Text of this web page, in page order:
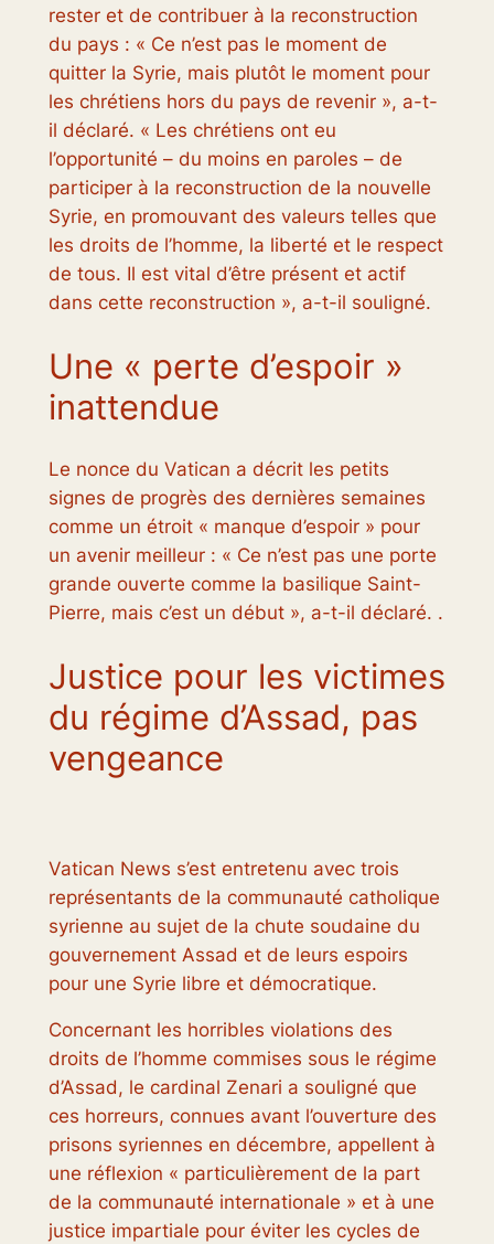
rester et de contribuer à la reconstruction
du pays : « Ce n’est pas le moment de
quitter la Syrie, mais plutôt le moment pour
les chrétiens hors du pays de revenir », a-t-
il déclaré. « Les chrétiens ont eu
l’opportunité – du moins en paroles – de
participer à la reconstruction de la nouvelle
Syrie, en promouvant des valeurs telles que
les droits de l’homme, la liberté et le respect
de tous. Il est vital d’être présent et actif
dans cette reconstruction », a-t-il souligné.
Une « perte d’espoir »
inattendue
Le nonce du Vatican a décrit les petits
signes de progrès des dernières semaines
comme un étroit « manque d’espoir » pour
un avenir meilleur : « Ce n’est pas une porte
grande ouverte comme la basilique Saint-
Pierre, mais c’est un début », a-t-il déclaré. .
Justice pour les victimes
du régime d’Assad, pas
vengeance
Vatican News s’est entretenu avec trois
représentants de la communauté catholique
syrienne au sujet de la chute soudaine du
gouvernement Assad et de leurs espoirs
pour une Syrie libre et démocratique.
Concernant les horribles violations des
droits de l’homme commises sous le régime
d’Assad, le cardinal Zenari a souligné que
ces horreurs, connues avant l’ouverture des
prisons syriennes en décembre, appellent à
une réflexion « particulièrement de la part
de la communauté internationale » et à une
justice impartiale pour éviter les cycles de